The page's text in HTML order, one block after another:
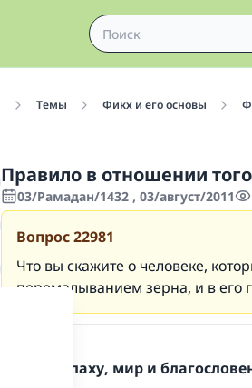
Темы Фикх и его основы
Правило в отношении
03/Рамадан/1432 , 03/август/2011
Вопрос22981
Что вы скажите о человеке,
перемалыванием зерна, и в его
Хвала Аллаху, мир и